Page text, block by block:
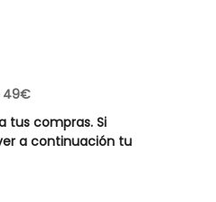
49€
tus compras. Si
a continuación tu